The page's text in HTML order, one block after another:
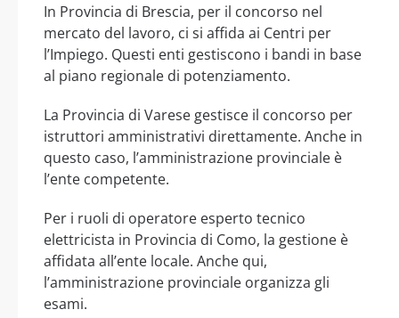
In Provincia di Brescia, per il concorso nel
mercato del lavoro, ci si affida ai Centri per
l’Impiego. Questi enti gestiscono i bandi in base
al piano regionale di potenziamento.
La Provincia di Varese gestisce il concorso per
istruttori amministrativi direttamente. Anche in
questo caso, l’amministrazione provinciale è
l’ente competente.
Per i ruoli di operatore esperto tecnico
elettricista in Provincia di Como, la gestione è
affidata all’ente locale. Anche qui,
l’amministrazione provinciale organizza gli
esami.